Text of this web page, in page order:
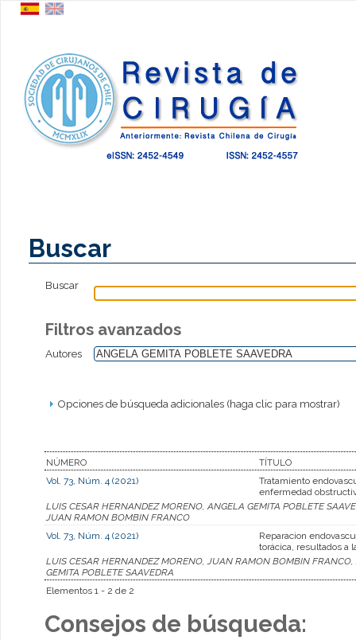
Buscar
Buscar
Filtros avanzados
Autores
Opciones de búsqueda adicionales (haga clic para mostrar)
NÚMERO
TÍTULO
Vol. 73, Núm. 4 (2021)
Tratamiento
enfermedad
LUIS CESAR HERNANDEZ MORENO, ANGELA GEMITA POBLETE
JUAN RAMON BOMBIN FRANCO
Vol. 73, Núm. 4 (2021)
Reparacion
torácica, resultados a
LUIS CESAR HERNANDEZ MORENO, JUAN RAMON BOMBIN
GEMITA POBLETE SAAVEDRA
Elementos 1 - 2 de 2
Consejos de búsqueda: